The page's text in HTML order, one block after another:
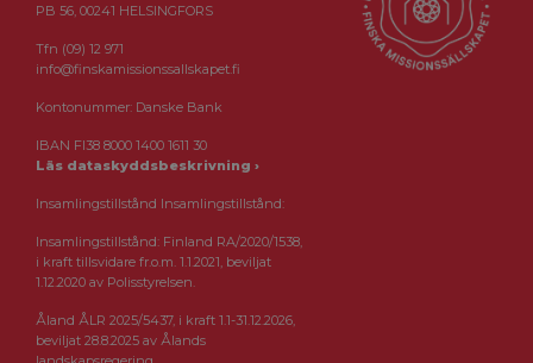
PB 56, 00241 HELSINGFORS
Tfn (09) 12 971
info@finskamissionssallskapet.fi
Kontonummer: Danske Bank
IBAN FI38 8000 1400 1611 30
Läs dataskyddsbeskrivning ›
Insamlingstillstånd Insamlingstillstånd:
Insamlingstillstånd: Finland RA/2020/1538,
i kraft tillsvidare fr.o.m. 1.1.2021, beviljat
1.12.2020 av Polisstyrelsen.
Åland ÅLR 2025/5437, i kraft 1.1-31.12.2026,
beviljat 28.8.2025 av Ålands